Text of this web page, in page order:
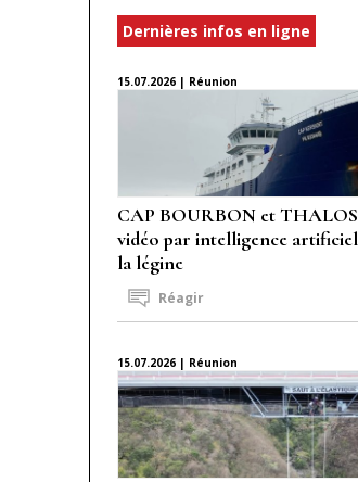
Dernières infos en ligne
15.07.2026 | Réunion
CAP BOURBON et
vidéo par intelligence
la légine
Réagir
15.07.2026 | Réunion